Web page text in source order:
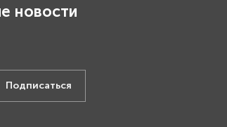
новости
Подписаться